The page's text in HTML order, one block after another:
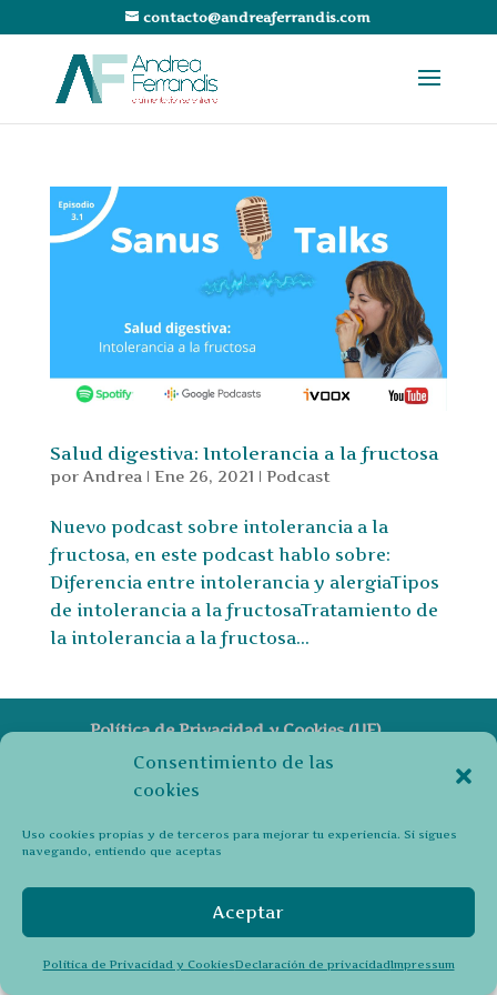
Consentimiento de las
cookies
Uso cookies propias y de terceros para mejorar tu experiencia. Si sigues
navegando, entiendo que aceptas
Aceptar
Política de Privacidad y CookiesDeclaración de privacidadImpressum
contacto@andreaferrandis.com
Salud digestiva: Intolerancia a la fructosa
por Andrea | Ene 26, 2021 | Podcast
Nuevo podcast sobre intolerancia a la
fructosa, en este podcast hablo sobre:
Diferencia entre intolerancia y alergiaTipos
de intolerancia a la fructosaTratamiento de
la intolerancia a la fructosa...
Política de Privacidad y Cookies (UE)
Declaración de privacidad
Aviso legal